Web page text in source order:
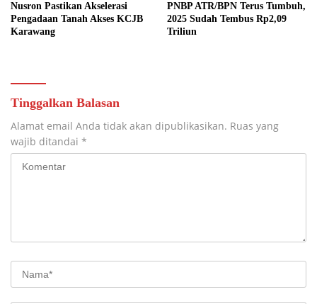
Nusron Pastikan Akselerasi
Pengadaan Tanah Akses KCJB
Karawang
PNBP ATR/BPN Terus Tumbuh,
2025 Sudah Tembus Rp2,09
Triliun
Tinggalkan Balasan
Alamat email Anda tidak akan dipublikasikan. Ruas yang
wajib ditandai *